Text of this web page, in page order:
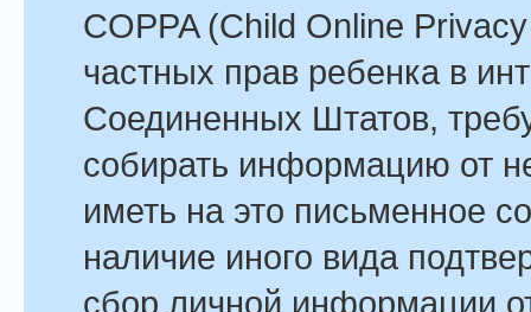
COPPA (Child Online
частных прав ребенка в
Соединенных Штатов,
собирать информацию от
иметь на это письменное
наличие иного вида
сбор личной информации